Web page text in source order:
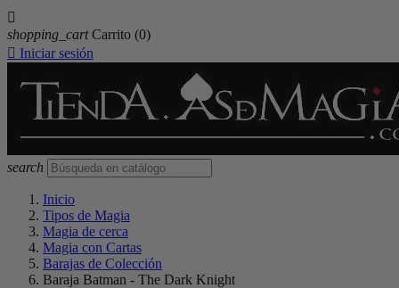

shopping_cart Carrito (0)
 Iniciar sesión
search
Inicio
Tipos de Magia
Magia de cerca
Magia con Cartas
Barajas de Colección
Baraja Batman - The Dark Knight